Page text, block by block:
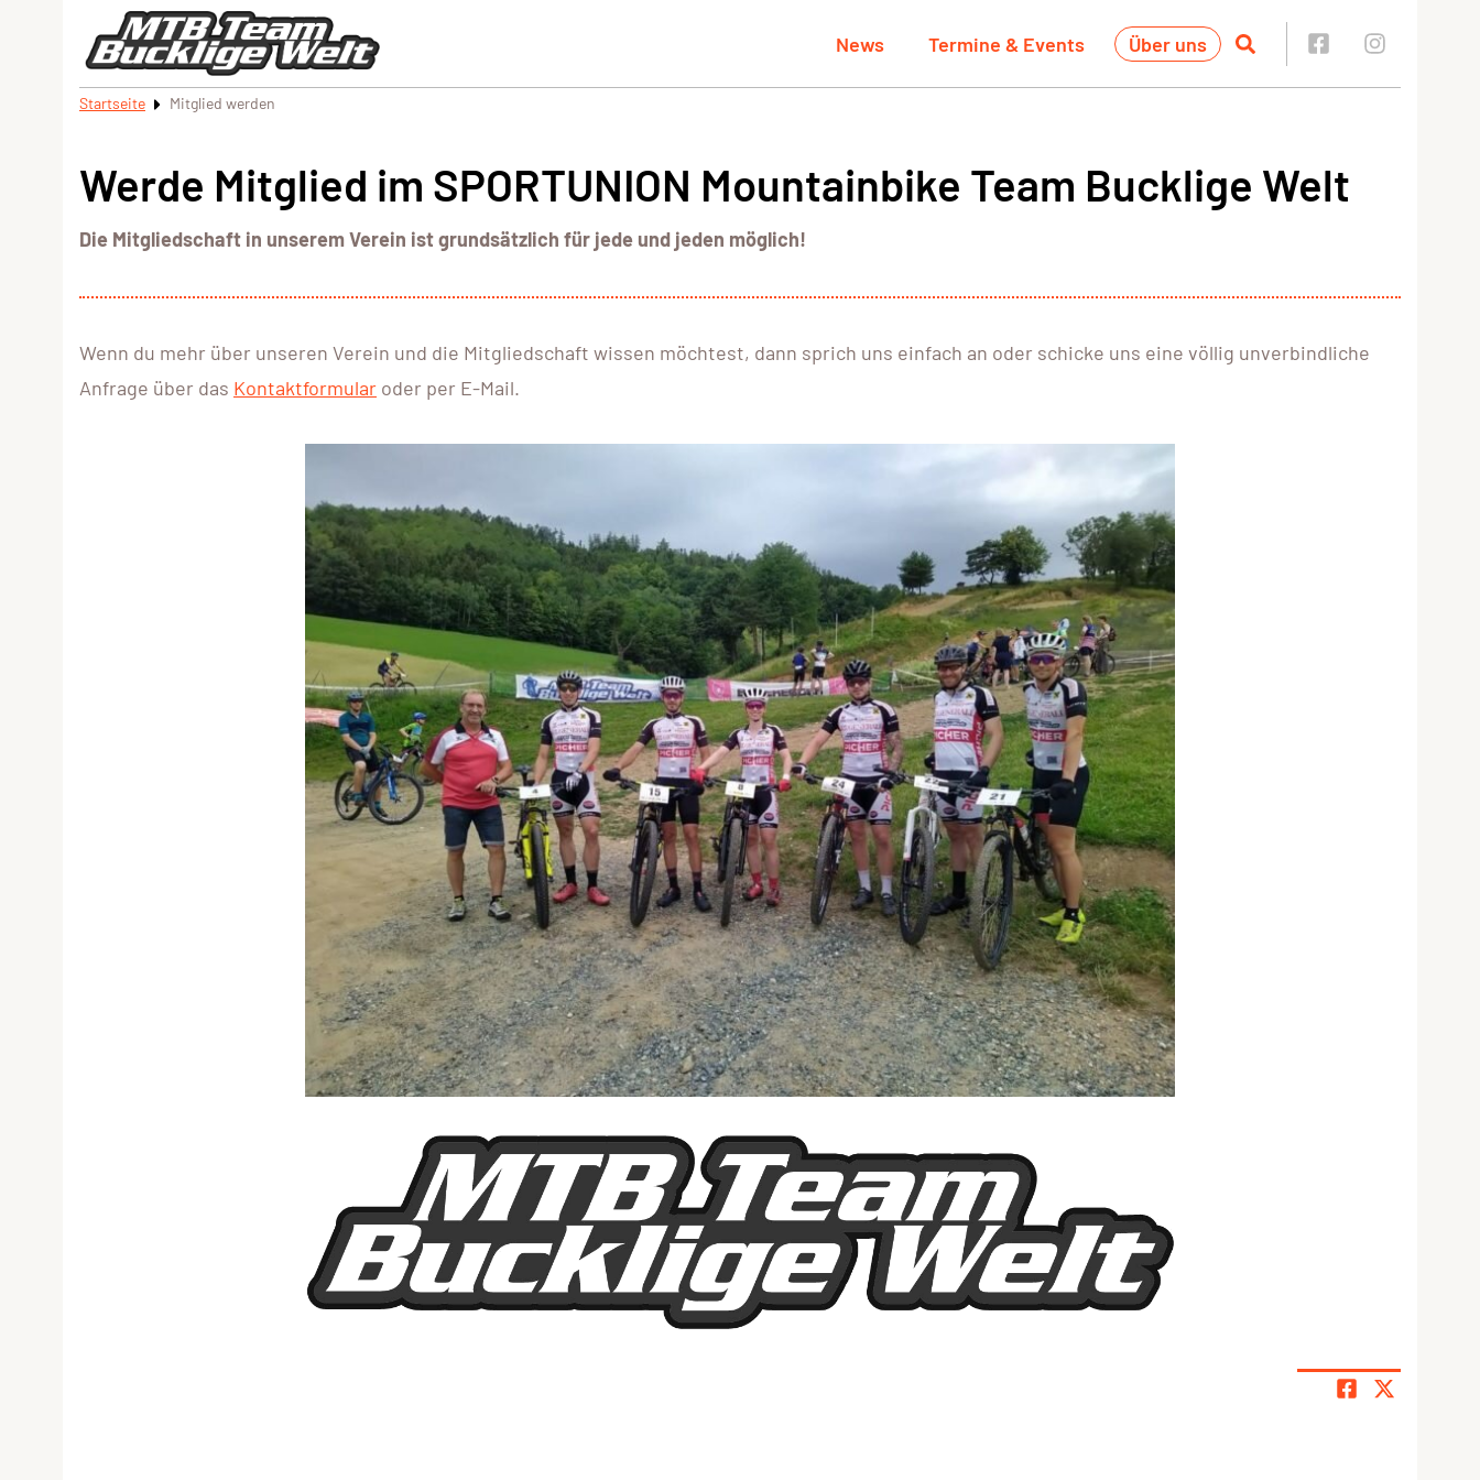
News Termine & Events Über uns
Startseite Mitglied werden
Werde Mitglied im SPORTUNION Mountainbike Team Bucklige Welt
Die Mitgliedschaft in unserem Verein ist grundsätzlich für jede und jeden möglich!
Wenn du mehr über unseren Verein und die Mitgliedschaft wissen möchtest, dann sprich uns einfach an oder schicke uns eine völlig unverbindliche
Anfrage über das Kontaktformular oder per E-Mail.